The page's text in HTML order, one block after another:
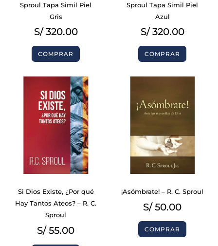
Sproul Tapa Simil Piel
Gris
S/320.00
COMPRAR
Sproul Tapa Simil Piel
Azul
S/320.00
COMPRAR
Si Dios Existe, ¿Por qué
Hay Tantos Ateos? – R. C.
Sproul
S/55.00
¡Asómbrate! – R. C. Sproul
S/50.00
COMPRAR